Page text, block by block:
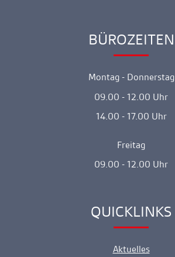
Ankerlink
BÜROZEITEN
Montag - Donnerstag
09.00 - 12.00 Uhr
14.00 - 17.00 Uhr
Freitag
09.00 - 12.00 Uhr
Ankerlink
QUICKLINKS
Aktuelles